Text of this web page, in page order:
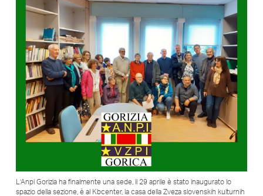
L’Anpi Gorizia ha finalmente una sede, il 29 aprile è stato inaugurato lo
spazio della sezione, è al Kbcenter, la casa della Zveza slovenskih kulturnih